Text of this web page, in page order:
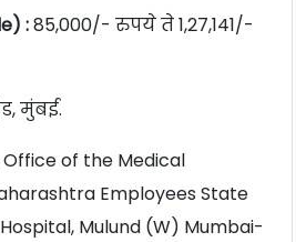
:85,000/- रुपये ते 1,27,141/-
मुंबई.
Office of the Medical
Employees State
Mulund (W) Mumbai-